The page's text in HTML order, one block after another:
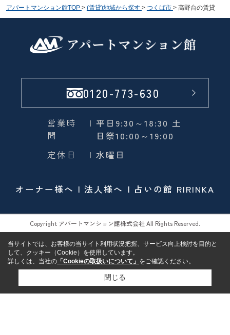
アパートマンション館TOP > (賃貸)地域から探す > つくば市 > 高野台の賃貸
0120-773-630
営業時
間
| 平日9:30～18:30 土
日祭10:00～19:00
定休日
| 水曜日
オーナー様へ 法人様へ 占いの館 RIRINKA
Copyright アパートマンション館株式会社 All Rights Reserved.
当サイトでは、お客様の当サイト利用状況把握、サービス向上検討を目的と
して、クッキー（Cookie）を使用しています。
詳しくは、当社の 「Cookieの取扱いについて」 をご確認ください。
閉じる